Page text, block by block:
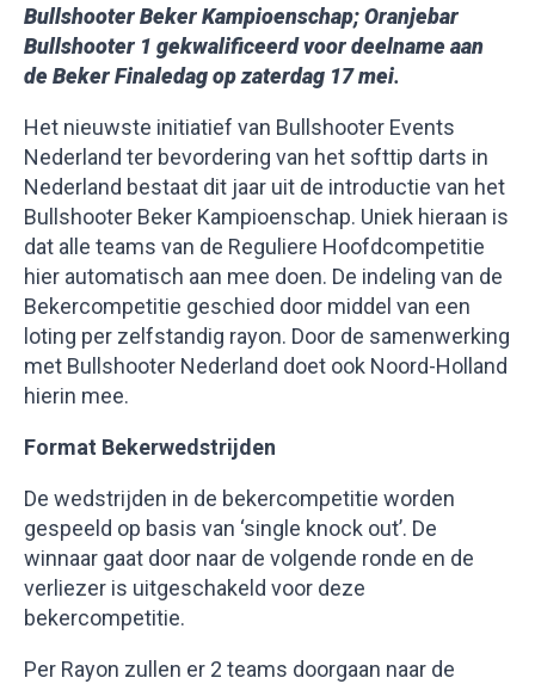
Bullshooter Beker Kampioenschap; Oranjebar
Bullshooter 1 gekwalificeerd voor deelname aan
de Beker Finaledag op zaterdag 17 mei.
Het nieuwste initiatief van Bullshooter Events
Nederland ter bevordering van het softtip darts in
Nederland bestaat dit jaar uit de introductie van het
Bullshooter Beker Kampioenschap. Uniek hieraan is
dat alle teams van de Reguliere Hoofdcompetitie
hier automatisch aan mee doen. De indeling van de
Bekercompetitie geschied door middel van een
loting per zelfstandig rayon. Door de samenwerking
met Bullshooter Nederland doet ook Noord-Holland
hierin mee.
Format Bekerwedstrijden
De wedstrijden in de bekercompetitie worden
gespeeld op basis van ‘single knock out’. De
winnaar gaat door naar de volgende ronde en de
verliezer is uitgeschakeld voor deze
bekercompetitie.
Per Rayon zullen er 2 teams doorgaan naar de